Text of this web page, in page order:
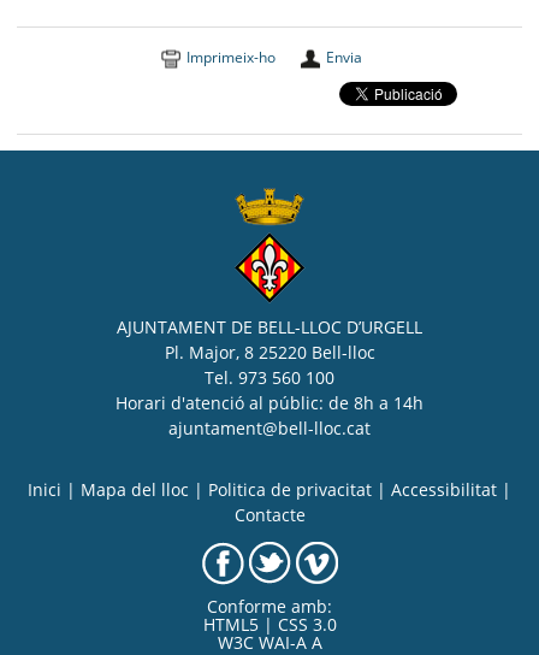
Imprimeix-ho Envia
AJUNTAMENT DE BELL-LLOC D’URGELL
Pl. Major, 8 25220 Bell-lloc
Tel. 973 560 100
Horari d'atenció al públic: de 8h a 14h
ajuntament@bell-lloc.cat
Inici | Mapa del lloc | Politica de privacitat | Accessibilitat |
Contacte
Conforme amb:
HTML5 | CSS 3.0
W3C WAI-A A